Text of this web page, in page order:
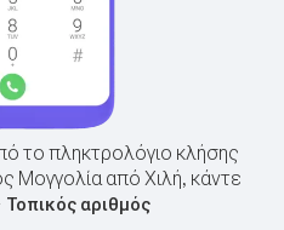
το πληκτρολόγιο κλήσης
Μογγολία από Χιλή, κάντε
Τοπικός αριθμός